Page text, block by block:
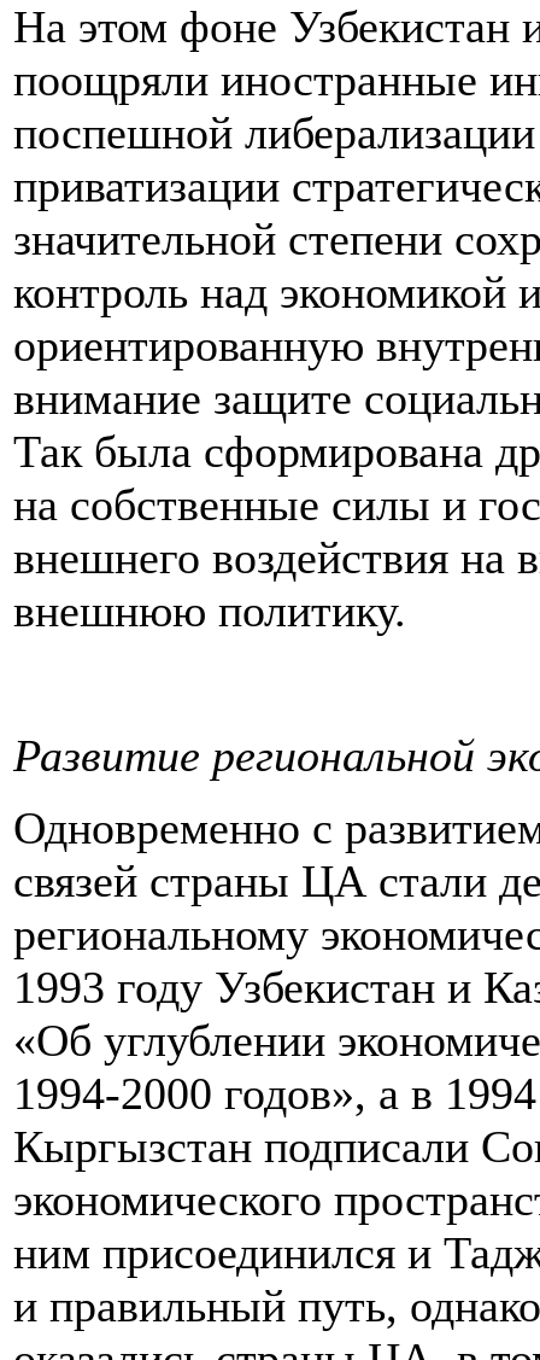
На этом фоне Узбекистан
поощряли иностранные
поспешной
приватизации
значительной степени
контроль над экономикой
ориентированную
внимание защите
Так была сформирована
на собственные силы и
внешнего воздействия на
внешнюю политику.
Развитие региональной
Одновременно с
связей страны ЦА стали
региональному
1993 году Узбекистан и
«Об углублении
1994-2000 годов», а в
Кыргызстан подписали
экономического
ним присоединился и
и правильный путь,